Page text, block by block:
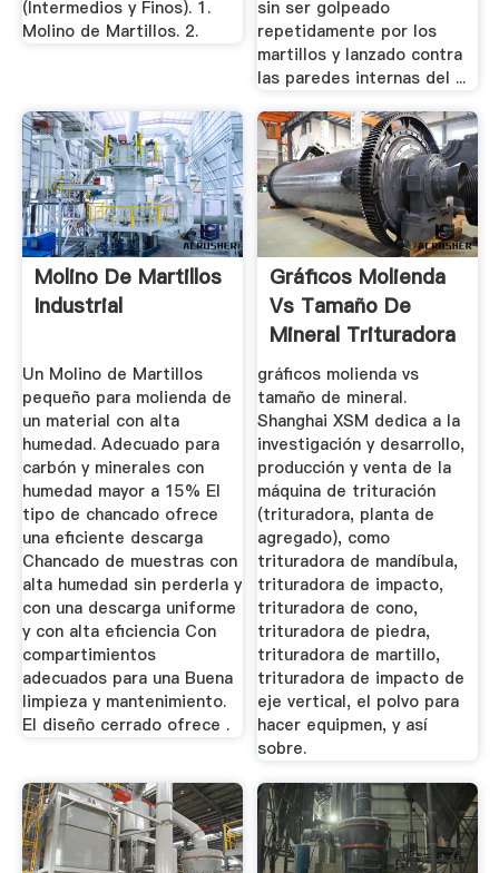
(Intermedios y Finos). 1.
Molino de Martillos. 2.
sin ser golpeado
repetidamente por los
martillos y lanzado contra
las paredes internas del ...
Molino De Martillos
Industrial
Un Molino de Martillos
pequeño para molienda de
un material con alta
humedad. Adecuado para
carbón y minerales con
humedad mayor a 15% El
tipo de chancado ofrece
una eficiente descarga
Chancado de muestras con
alta humedad sin perderla y
con una descarga uniforme
y con alta eficiencia Con
compartimientos
adecuados para una Buena
limpieza y mantenimiento.
El diseño cerrado ofrece .
Gráficos Molienda
Vs Tamaño De
Mineral Trituradora
De Cono
gráficos molienda vs
tamaño de mineral.
Shanghai XSM dedica a la
investigación y desarrollo,
producción y venta de la
máquina de trituración
(trituradora, planta de
agregado), como
trituradora de mandíbula,
trituradora de impacto,
trituradora de cono,
trituradora de piedra,
trituradora de martillo,
trituradora de impacto de
eje vertical, el polvo para
hacer equipmen, y así
sobre.